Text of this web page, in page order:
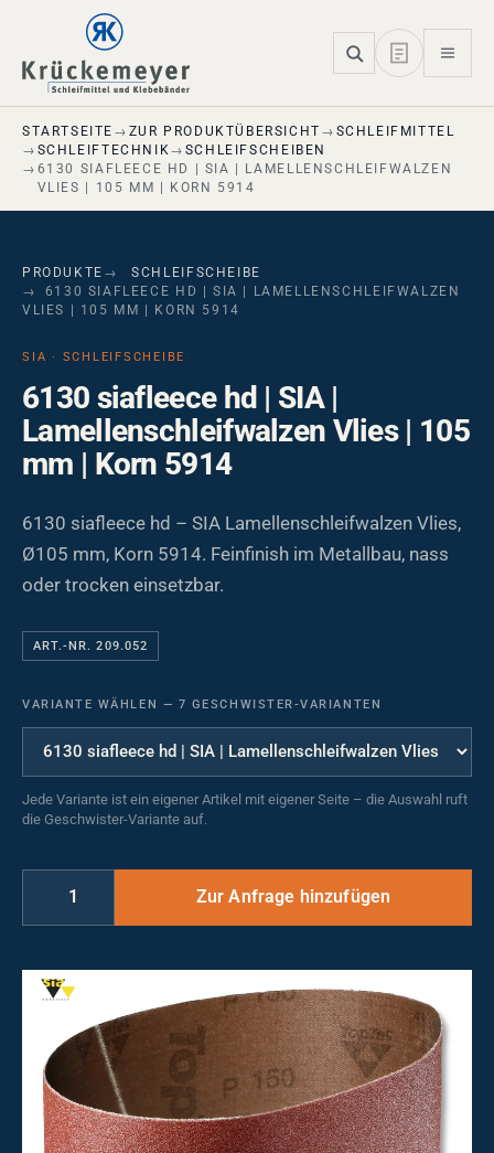
Skip to main navigation
Skip to main content
Skip to page footer
STARTSEITE ZUR PRODUKTÜBERSICHT
SCHLEIFMITTEL
SCHLEIFTECHNIK
SCHLEIFSCHEIBEN
6130 SIAFLEECE HD | SIA | LAMELLENSCHLEIFWALZEN
VLIES | 105 MM | KORN 5914
PRODUKTE
SCHLEIFSCHEIBE
6130 SIAFLEECE HD | SIA | LAMELLENSCHLEIFWALZEN
VLIES | 105 MM | KORN 5914
SIA · SCHLEIFSCHEIBE
6130 siafleece hd | SIA |
Lamellenschleifwalzen Vlies | 105
mm | Korn 5914
6130 siafleece hd – SIA Lamellenschleifwalzen Vlies,
Ø105 mm, Korn 5914. Feinfinish im Metallbau, nass
oder trocken einsetzbar.
ART.-NR. 209.052
VARIANTE WÄHLEN — 7 GESCHWISTER-VARIANTEN
Jede Variante ist ein eigener Artikel mit eigener Seite – die Auswahl ruft
die Geschwister-Variante auf.